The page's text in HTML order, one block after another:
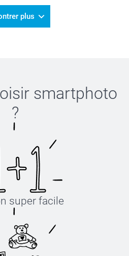
plus
smartphoto
?
super facile